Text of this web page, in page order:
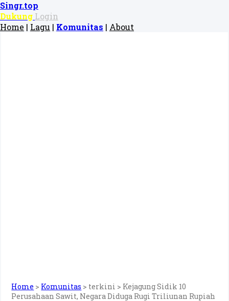
Singr.top
Dukung Login
Home | Lagu | Komunitas | About
Home > Komunitas > terkini > Kejagung Sidik 10
Perusahaan Sawit, Negara Diduga Rugi Triliunan Rupiah